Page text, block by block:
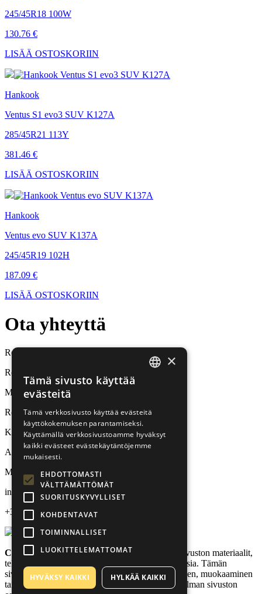
245/45R18 100W
130.76 €
LISÄÄ OSTOSKORIIN
Hankook
Ventus S1 evo3 SUV K127A
285/45R21 113Y
381.46 €
LISÄÄ OSTOSKORIIN
Hankook
Ventus evo SUV K137A
245/45R19 102H
187.09 €
LISÄÄ OSTOSKORIIN
Ota yhteyttä
Rehvid24 / Tirestar OÜ
Renkaiden myynti ja vaihto
Mäealuse 10, Tallinn
Rengasvarasto
Kalda 7c, Tallinn
Aukioloajat
MA-PE / klo 9:00-17:00
info@rehvid24.ee
+372 44 22 333
Copyright © Tirestar OÜ | Rehvid24 -verkkosivuston materiaalit,
tekstit, kuvat ja bannerit ovat tekijänoikeuden alaisia. Tämän
sivuston sisällön kopioiminen, jakelu, julkaiseminen, muokaaminen
tai asettaminen kolmansien osapuolten saataville ilman sivuston
×
Tämä sivusto käyttää
evästeitä
Tämä verkkosivusto käyttää evästeitä
käyttökokemuksen parantamiseksi.
Käyttämällä verkkosivustoamme hyväksyt
kaikki evästeet evästekäytäntöjemme
mukaisesti.
EHDOTTOMASTI
VÄLTTÄMÄTTÖMÄT
SUORITUSKYVYLLISET
KOHDENTAVAT
TOIMINNALLISET
LUOKITTELEMATTOMAT
HYVÄKSY KAIKKI HYLKÄÄ KAIKKI